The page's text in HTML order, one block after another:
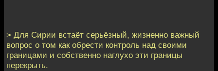
> Для Сирии встаёт серьёзный, жизненно важный
вопрос о том как обрести контроль над своими
границами и собственно наглухо эти границы
перекрыть.